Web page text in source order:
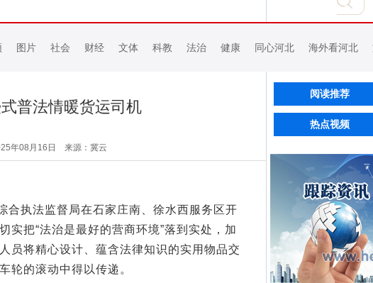
图片 社会 财经 文体 科教 法治 健康 同心河北 海外看河北
普法情暖货运司机
年08月16日 来源：冀云
执法监督局在石家庄南、徐水西服务区开
实把“法治是最好的营商环境”落到实处，加
员将精心设计、蕴含法律知识的实用物品交
轮的滚动中得以传递。
阅读推荐
热点视频